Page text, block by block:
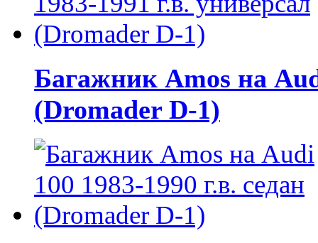
Багажник Amos на
(Dromader D-1)